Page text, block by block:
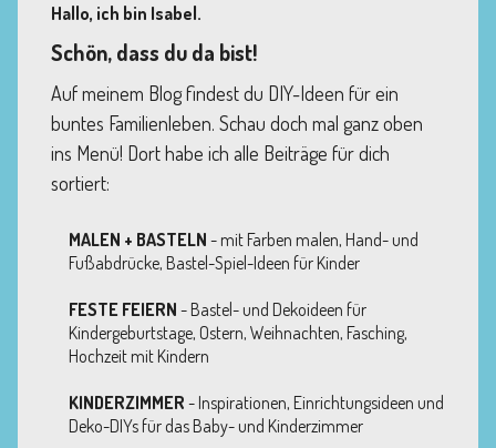
Hallo, ich bin Isabel.
Schön, dass du da bist!
Auf meinem Blog findest du DIY-Ideen für ein
buntes Familienleben. Schau doch mal ganz oben
ins Menü! Dort habe ich alle Beiträge für dich
sortiert:
MALEN + BASTELN - mit Farben malen, Hand- und
Fußabdrücke, Bastel-Spiel-Ideen für Kinder
FESTE FEIERN - Bastel- und Dekoideen für
Kindergeburtstage, Ostern, Weihnachten, Fasching,
Hochzeit mit Kindern
KINDERZIMMER - Inspirationen, Einrichtungsideen und
Deko-DIYs für das Baby- und Kinderzimmer